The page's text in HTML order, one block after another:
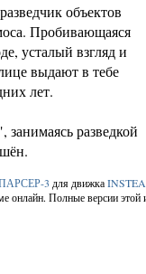
объектов
Пробивающаяся
усталый взгляд и
выдают в тебе
лет.
разведкой
3 для движка
онлайн. Полные версии этой